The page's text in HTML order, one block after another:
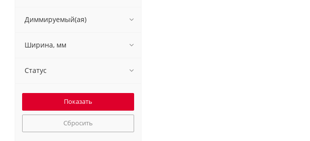
Диммируемый(ая)
Ширина, мм
Статус
Сбросить